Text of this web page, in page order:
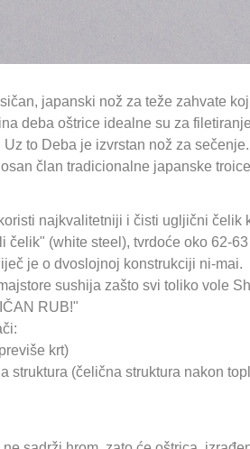
japanski nož za teže zahvate
deba oštrice idealne su za
to Deba je izvrstan nož za
član tradicionalne japanske
najkvalitetniji i čisti ugljični čelik
(white steel), tvrdoće oko 62-
je o dvoslojnoj konstrukciji ni-mai.
sushija zašto svi toliko vole
RUB!"
krt)
(čelična struktura nakon